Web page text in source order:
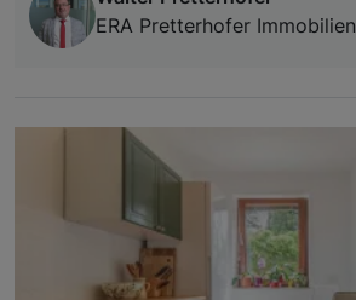
ERA Pretterhofer Immobilien